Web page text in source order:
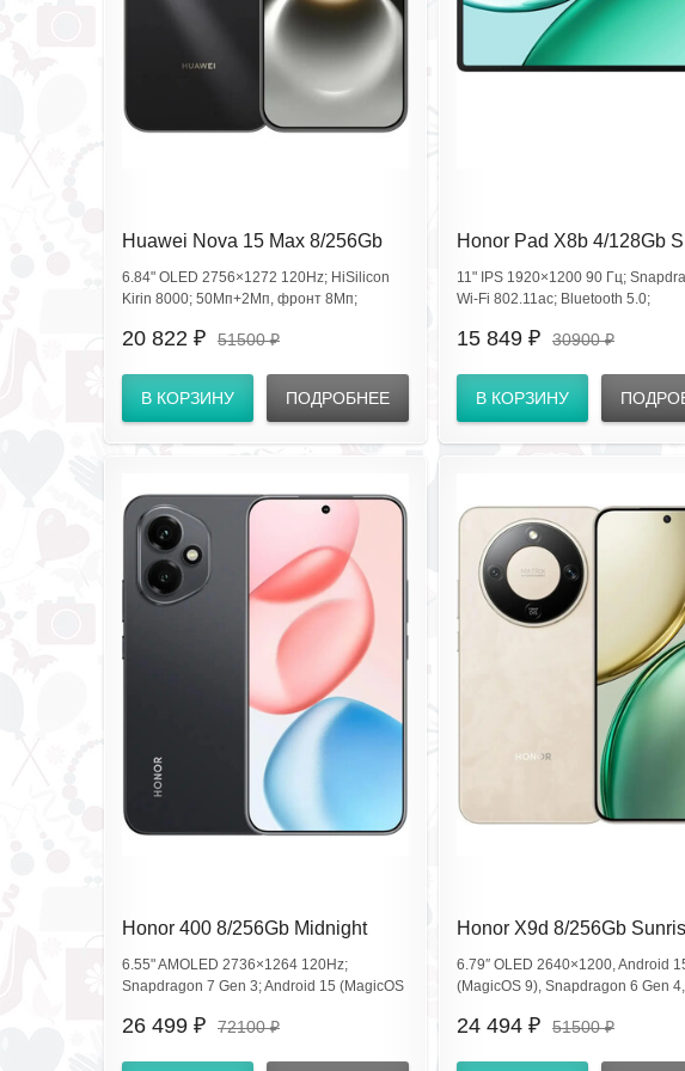
Huawei Nova 15 Max 8/256Gb
Black CHZ-LX1 (EAC)
6.84" OLED 2756×1272 120Hz; HiSilicon
Kirin 8000; 50Мп+2Мп, фронт 8Мп;
SuperCharge; USB‑C, стерео, BT5.2, Wi‑Fi
20 822 ₽ 51500 ₽
В КОРЗИНУ ПОДРОБНЕЕ
Honor Pad X8b 4/128Gb
Gray NDL2-W09 RU (EAC)
11" IPS 1920×1200 90 Гц;
Wi‑Fi 802.11ac; Bluetooth 5.0;
фронт; батарея 10100 мА·ч;
15 849 ₽ 30900 ₽
В КОРЗИНУ
Honor 400 8/256Gb Midnight
Black DNY-NX9 (EAC)
6.55" AMOLED 2736×1264 120Hz;
Snapdragon 7 Gen 3; Android 15 (MagicOS
50MP; 6000mAh, Wi‑Fi 4/5/6, BT5.4, NFC,
26 499 ₽ 72100 ₽
Honor X9d 8/256Gb
MTN-NX1 (EAC)
6.79″ OLED 2640×1200, Android
(MagicOS 9), Snapdragon 6 Gen
Мп, батарея 8300 мА·ч, 66W
24 494 ₽ 51500 ₽